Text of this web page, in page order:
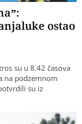
ostao
su u 8.42 časova
na podzemnom
su iz